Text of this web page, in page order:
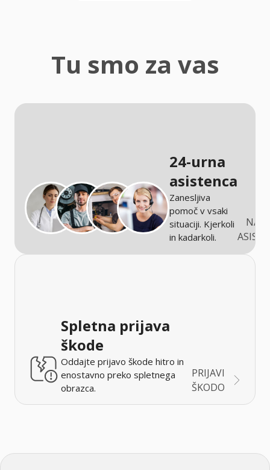
Tu smo za vas
24-urna
asistenca
Zanesljiva
pomoč v vsaki
situaciji. Kjerkoli
in kadarkoli.
Spletna prijava
škode
Oddajte prijavo škode hitro in
enostavno preko spletnega
obrazca.
PRIJAVI
ŠKODO